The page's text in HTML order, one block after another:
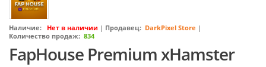
Наличие: Нет в наличии | Продавец: DarkPixel Store |
Количество продаж: 834
FapHouse Premium xHamster